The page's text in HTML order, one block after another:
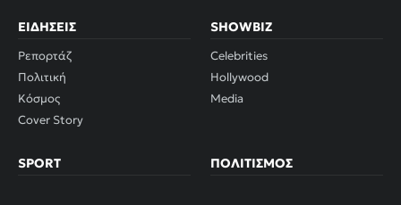
ΕΙΔΉΣΕΙΣ
Ρεπορτάζ
Πολιτική
Κόσμος
Cover Story
SHOWBIZ
Celebrities
Hollywood
Media
SPORT ΠΟΛΙΤΙΣΜΌΣ